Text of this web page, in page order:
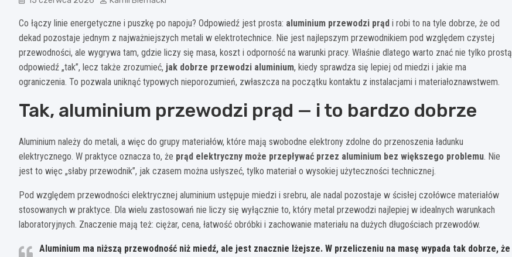
Co łączy linie energetyczne i puszkę po napoju? Odpowiedź jest prosta: aluminium przewodzi prąd i robi to na tyle dobrze, że od
dekad pozostaje jednym z najważniejszych metali w elektrotechnice. Nie jest najlepszym przewodnikiem pod względem czystej
przewodności, ale wygrywa tam, gdzie liczy się masa, koszt i odporność na warunki pracy. Właśnie dlatego warto znać nie tylko prostą
odpowiedź „tak”, lecz także zrozumieć, jak dobrze przewodzi aluminium, kiedy sprawdza się lepiej od miedzi i jakie ma
ograniczenia. To pozwala uniknąć typowych nieporozumień, zwłaszcza na początku kontaktu z instalacjami i materiałoznawstwem.
Tak, aluminium przewodzi prąd — i to bardzo dobrze
Aluminium należy do metali, a więc do grupy materiałów, które mają swobodne elektrony zdolne do przenoszenia ładunku
elektrycznego. W praktyce oznacza to, że prąd elektryczny może przepływać przez aluminium bez większego problemu. Nie
jest to więc „słaby przewodnik”, jak czasem można usłyszeć, tylko materiał o wysokiej użyteczności technicznej.
Pod względem przewodności elektrycznej aluminium ustępuje miedzi i srebru, ale nadal pozostaje w ścisłej czołówce materiałów
stosowanych w praktyce. Dla wielu zastosowań nie liczy się wyłącznie to, który metal przewodzi najlepiej w idealnych warunkach
laboratoryjnych. Znaczenie mają też: ciężar, cena, łatwość obróbki i zachowanie materiału na dużych długościach przewodów.
Aluminium ma niższą przewodność niż miedź, ale jest znacznie lżejsze. W przeliczeniu na masę wypada tak dobrze, że